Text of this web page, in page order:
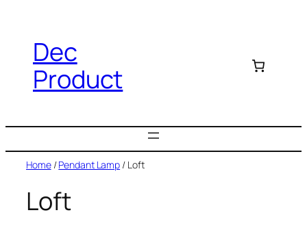
Dec
Product
Home/Pendant Lamp / Loft
Loft